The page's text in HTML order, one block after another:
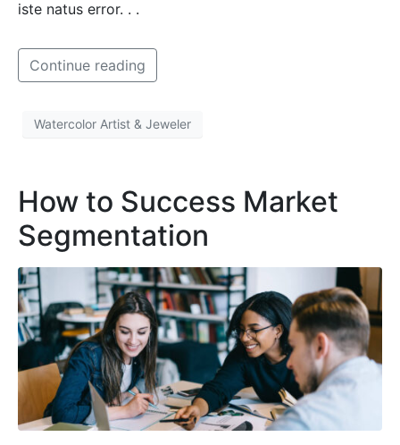
iste natus error. . .
Continue reading
Watercolor Artist & Jeweler
How to Success Market
Segmentation